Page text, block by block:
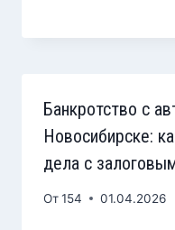
Банкротство с
Новосибирске:
дела с
От154 01.04.2026